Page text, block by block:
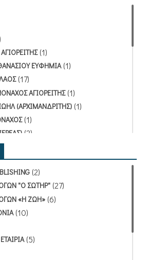
(1)
ΕΥΦΗΜΙΑ(1)
(17)
ΑΓΙΟΡΕΙΤΗΣ(1)
(ΑΡΧΙΜΑΝΔΡΙΤΗΣ) (1)
(1)
(2)
(1)
(1)
(1)
(ΑΡΧΙΜΑΝΔΡΙΤΗΣ)
(ΠΡΩΤΟΠΡΕΣΒΥΤΕΡΟΣ)
(2)
"Ο ΣΩΤΗΡ" (27)
«Η ΖΩΗ» (6)
(10)
(5)